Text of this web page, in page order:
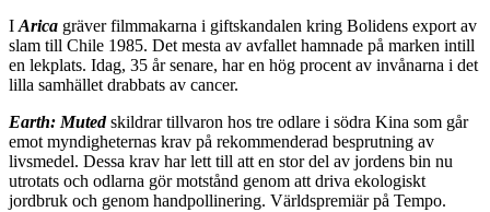
I Arica gräver filmmakarna i giftskandalen kring Bolidens export av
slam till Chile 1985. Det mesta av avfallet hamnade på marken intill
en lekplats. Idag, 35 år senare, har en hög procent av invånarna i det
lilla samhället drabbats av cancer.
Earth: Mutedskildrar tillvaron hos tre odlare i södra Kina som går
emot myndigheternas krav på rekommenderad besprutning av
livsmedel. Dessa krav har lett till att en stor del av jordens bin nu
utrotats och odlarna gör motstånd genom att driva ekologiskt
jordbruk och genom handpollinering. Världspremiär på Tempo.